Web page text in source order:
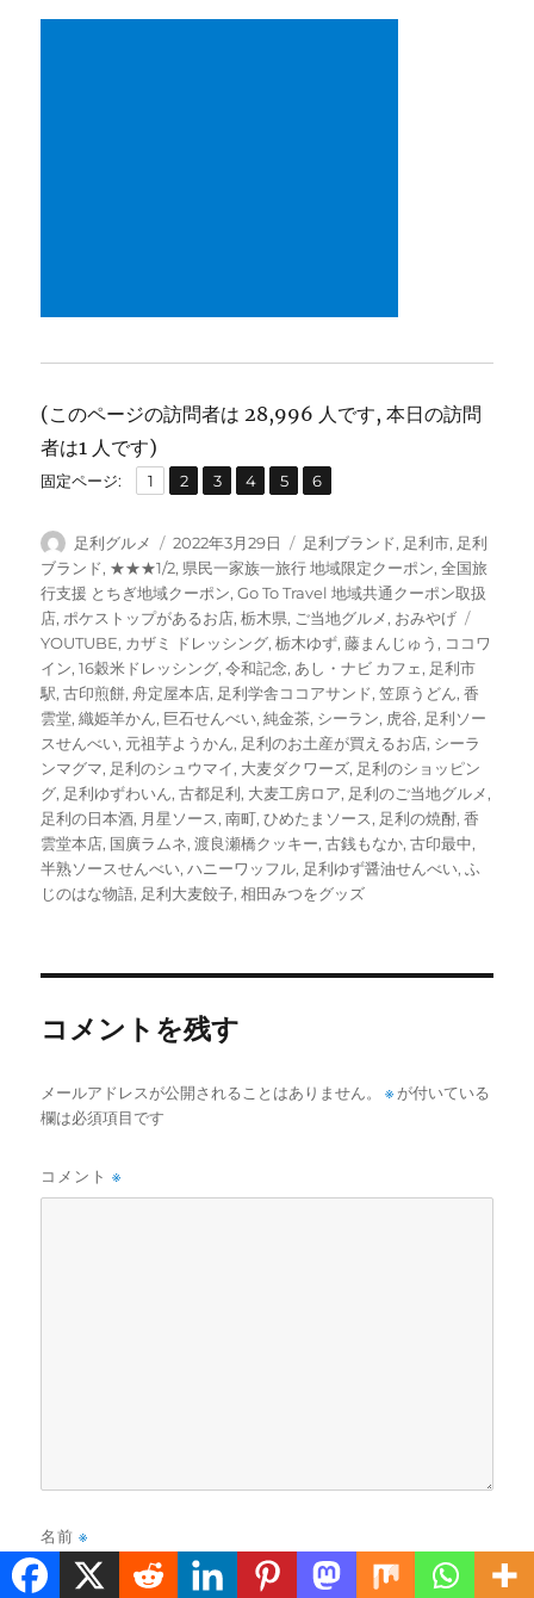
(このページの訪問者は 28,996 人です, 本日の訪問
者は1 人です)
固定ページ:
固
ー
ジ
1 ,
固
ー
2 ,
固
ペ
ー
ジ
3 ,
固
ー
ジ
4 ,固
ー
ジ
5 ,
固
ペ
ー
ジ
6
投
稿
者
足利グルメ
投
稿
日:
2022年3月29日
カ
テ
ゴ
リ
ー
足利ブランド, 足利市, 足利
ブランド, ★★★1/2, 県民一家族一旅行 地域限定クーポン,全国旅
行支援 とちぎ地域クーポン,Go To Travel 地域共通クーポン取扱
店, ポケストップがあるお店,栃木県, ご当地グルメ, おみやげ
グ
YOUTUBE, カザミ ドレッシング,栃木ゆず,藤まんじゅう , ココワ
イン,16穀米ドレッシング,令和記念, あし・ナビ カフェ, 足利市
駅,古印煎餅,舟定屋本店, 足利学舎ココアサンド,笠原うどん,香
雲堂,織姫羊かん, 巨石せんべい,純金茶, シーラン, 虎谷, 足利ソー
スせんべい, 元祖芋ようかん, 足利のお土産が買えるお店, シーラ
ンマグマ, 足利のシュウマイ, 大麦ダクワーズ, 足利のショッピン
グ, 足利ゆずわいん,古都足利, 大麦工房ロア, 足利のご当地グルメ,
足利の日本酒, 月星ソース,南町,ひめたまソース, 足利の焼酎,香
雲堂本店, 国廣ラムネ,渡良瀬橋クッキー,古銭もなか,古印最中,
半熟ソースせんべい,ハニーワッフル, 足利ゆず醤油せんべい,ふ
じのはな物語, 足利大麦餃子,相田みつをグッズ
コメントを残す
メールアドレスが公開されることはありません。 ※ が付いている
欄は必須項目です
コメント※
名前※